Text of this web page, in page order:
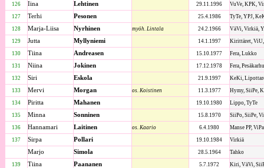
126 Iina Lehtinen 29.11.1996 VuVe, KPK,
127 Terhi Pesonen 25.4.1986 TyTe, YPJ,
128 Marja-Liisa Nyrhinen myöh. Lintala 24.2.1966 VäVi, Virkiä,
129 Jutta Myllyniemi 14.1.1997 Kirittäret,
130 Tiina Andreasen 15.10.1977 Fera, Lukko
131 Niina Jokinen 17.12.1978 Fera,
132 Siri Eskola 21.9.1997 KeKi,
133 Mervi Morgan os. Koistinen 11.3.1977 Hymy, SiiPe,
134 Piritta Mahanen 19.10.1980 Lippo, TyTe
135 Minna Sonninen 15.8.1970 SiiPo, SiiPe,
136 Hannamari Laitinen os. Kaario 6.4.1980 Manse PP,
137 Sirpa Pollari 19.10.1984 Virkiä
Marjo Simola 28.5.1964 Tahko
139 Tiina Paananen 5.7.1972 Kiri, VäVi,